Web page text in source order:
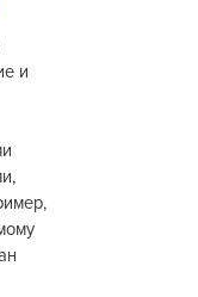
и